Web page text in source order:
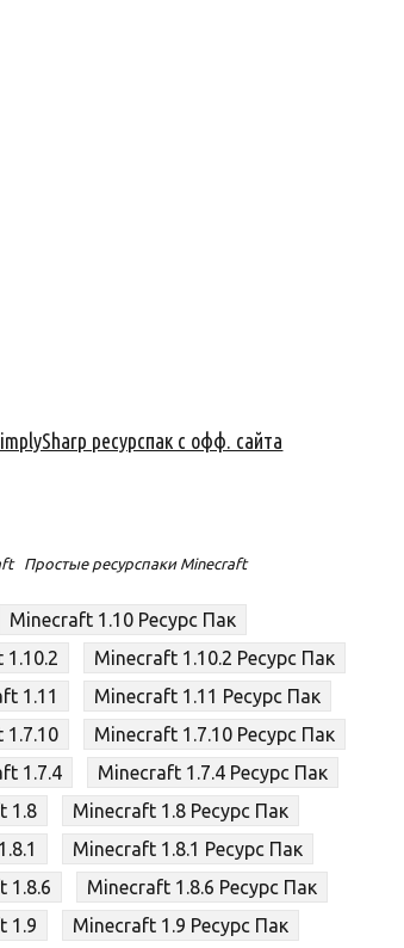
ресурспак с офф. сайта
Простые ресурспаки Minecraft
Minecraft 1.10 Ресурс Пак
1.10.2
Minecraft 1.10.2 Ресурс Пак
1.11
Minecraft 1.11 Ресурс Пак
1.7.10
Minecraft 1.7.10 Ресурс Пак
1.7.4
Minecraft 1.7.4 Ресурс Пак
1.8
Minecraft 1.8 Ресурс Пак
Minecraft 1.8.1 Ресурс Пак
1.8.6
Minecraft 1.8.6 Ресурс Пак
1.9
Minecraft 1.9 Ресурс Пак